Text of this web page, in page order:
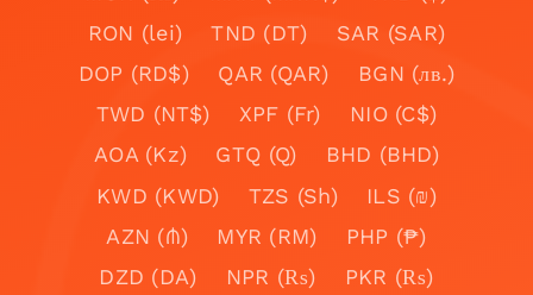
RON (lei)
TND (DT)
SAR (SAR)
DOP (RD$)
QAR (QAR)
BGN (лв.)
TWD (NT$)
XPF (Fr)
NIO (C$)
AOA (Kz)
GTQ (Q)
BHD (BHD)
KWD (KWD)
TZS (Sh)
ILS (₪)
AZN (₼)
MYR (RM)
PHP (₱)
DZD (DA)
NPR (₨)
PKR (₨)